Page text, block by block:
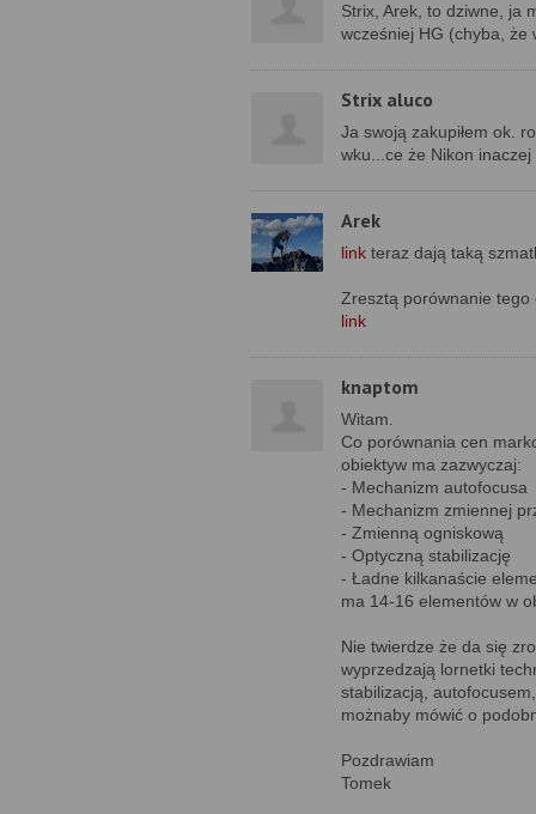
Strix, Arek, to dziwne, ja
wcześniej HG (chyba, że
Strix aluco
Ja swoją zakupiłem ok.
wku...ce że Nikon
Arek
link teraz dają taką
Zresztą porównanie tego
link
knaptom
Witam.
Co porównania cen
obiektyw ma zazwyczaj:
- Mechanizm autofocusa
- Mechanizm zmiennej
- Zmienną ogniskową
- Optyczną stabilizację
- Ładne kilkanaście
ma 14-16 elementów w
Nie twierdze że da się
wyprzedzają lornetki
stabilizacją,
możnaby mówić o
Pozdrawiam
Tomek